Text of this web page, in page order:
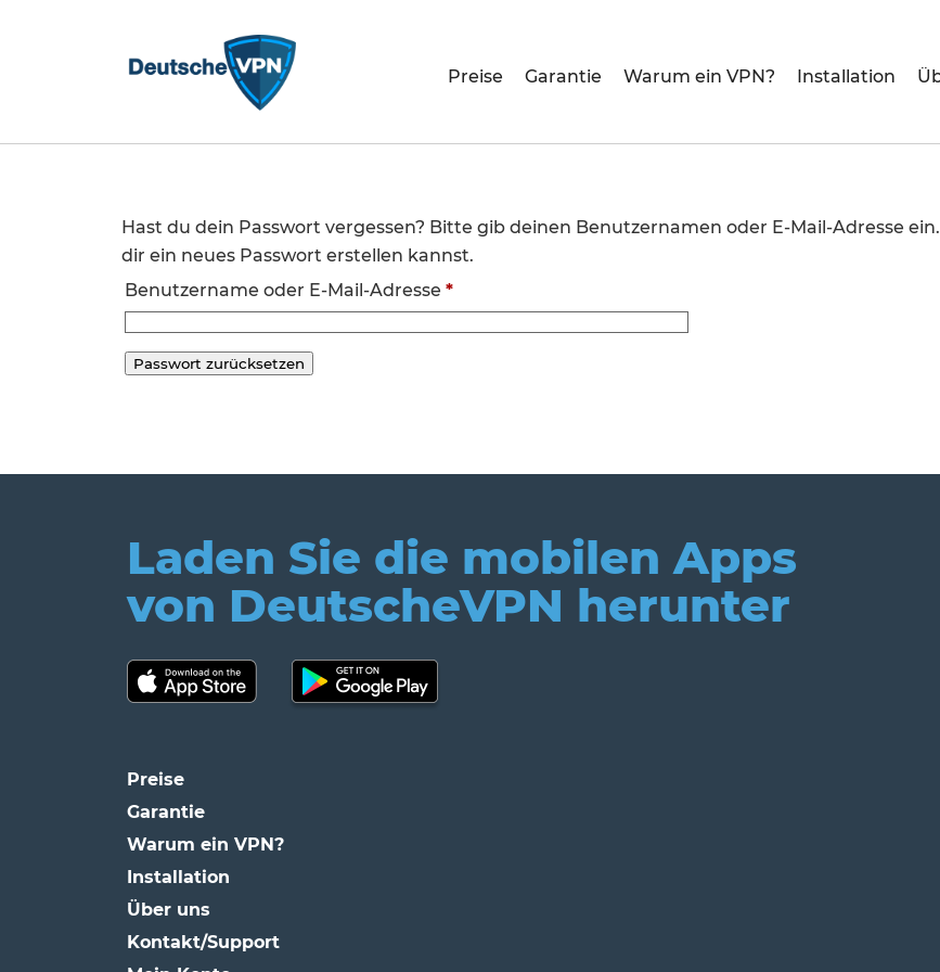
Preise Garantie Warum ein VPN? Installation
Hast du dein Passwort vergessen? Bitte gib deinen Benutzernamen oder E-Mail-Adresse
dir ein neues Passwort erstellen kannst.
Benutzername oder E-Mail-Adresse *
Passwort zurücksetzen
Laden Sie die mobilen Apps
von DeutscheVPN herunter
Preise
Garantie
Warum ein VPN?
Installation
Über uns
Kontakt/Support